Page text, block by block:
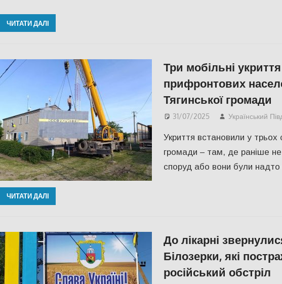
ЧИТАТИ ДАЛІ
Три мобільні
прифронтових
Тягинської громади
31/07/2025 Український
Укриття встановили у трьох
громади – там, де раніше
споруд або вони були надто
ЧИТАТИ ДАЛІ
До лікарні
Білозерки, які
російський обстріл